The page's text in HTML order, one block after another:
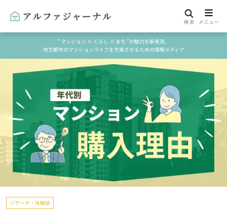
" マンション × くらし × まち "の魅力を新発見。
地方都市のマンションライフを充実させるための情報メディア
リサーチ・体験談